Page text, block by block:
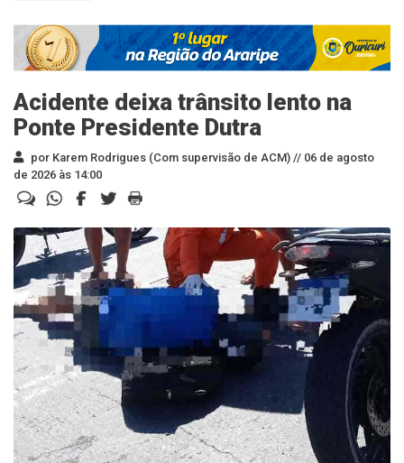
Acidente deixa trânsito lento na
Ponte Presidente Dutra
por Karem Rodrigues (Com supervisão de ACM) // 06 de agosto
de 2026 às 14:00